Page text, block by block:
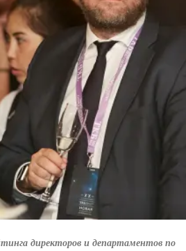
директоров и департаментов по